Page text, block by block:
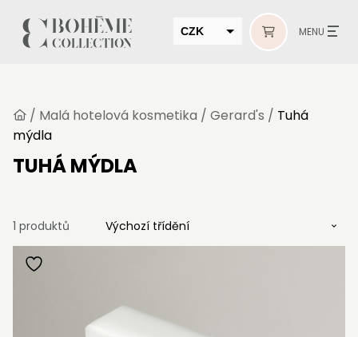
CZK
MUR
MENU
/ Malá hotelová kosmetika / Gerard's / Tuhá
mýdla
TUHÁ MÝDLA
1 produktů